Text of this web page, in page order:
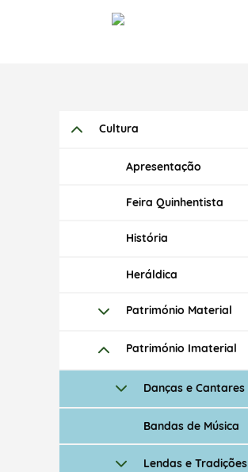
Cultura
Apresentação
Feira Quinhentista
História
Heráldica
Património Material
Património Imaterial
Danças e Cantares
Bandas de Música
Lendas e Tradições